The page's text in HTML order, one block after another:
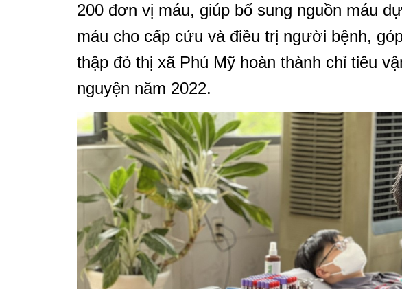
200 đơn vị máu, giúp bổ sung nguồn máu
máu cho cấp cứu và điều trị người bệnh,
thập đỏ thị xã Phú Mỹ hoàn thành chỉ tiêu
nguyện năm 2022.